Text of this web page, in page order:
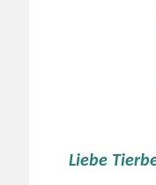
Liebe